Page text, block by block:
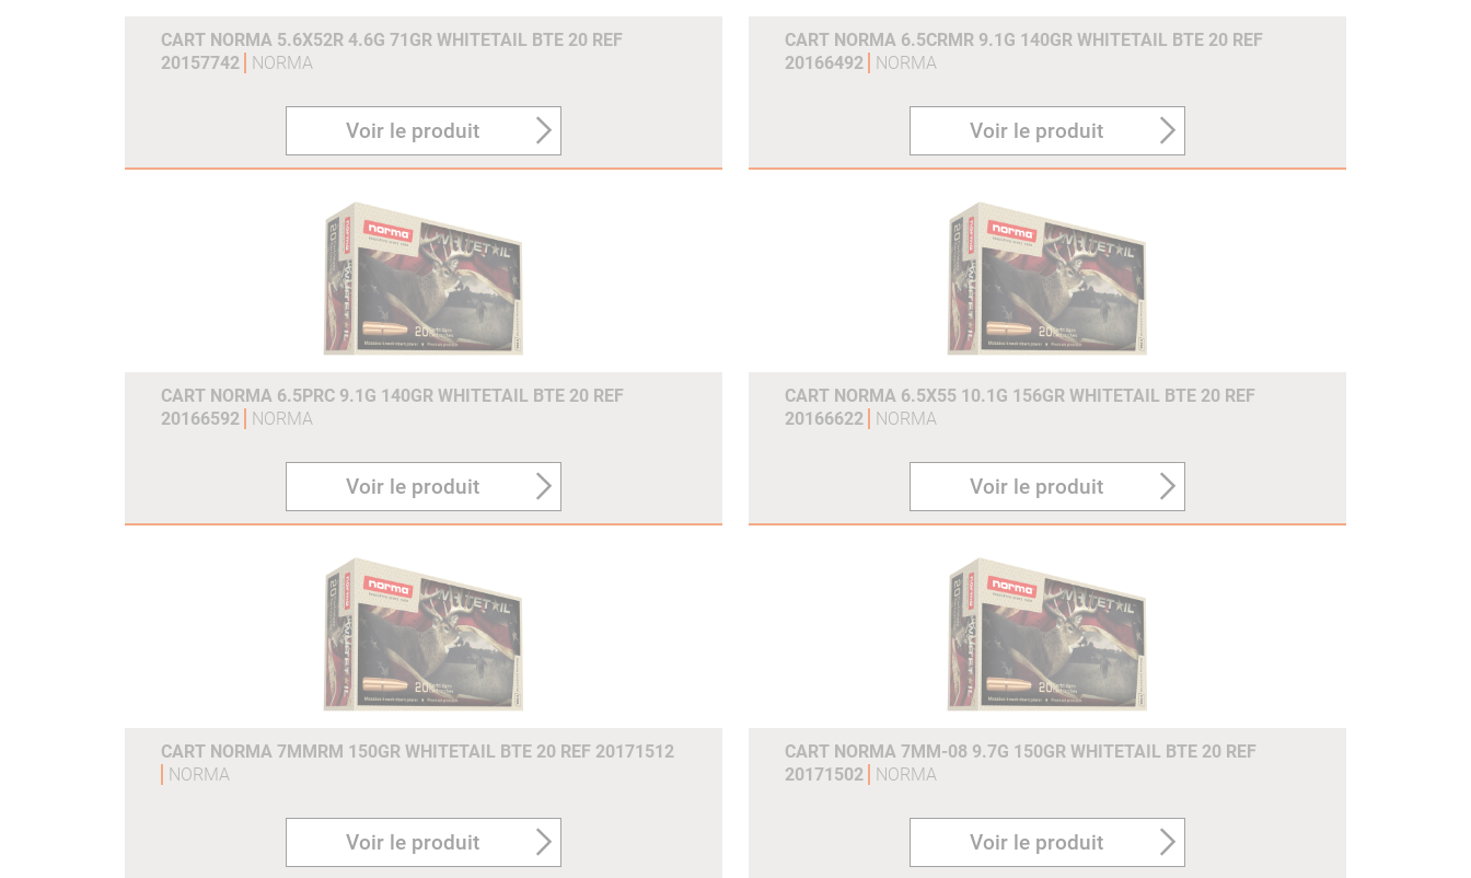
CART NORMA 5.6X52R 4.6G 71GR WHITETAIL BTE 20 REF
20157742
NORMA
Voir le produit
CART NORMA 6.5CRMR 9.1G 140GR WHITETAIL BTE 20 REF
20166492
NORMA
Voir le produit
CART NORMA 6.5PRC 9.1G 140GR WHITETAIL BTE 20 REF
20166592
NORMA
Voir le produit
CART NORMA 6.5X55 10.1G 156GR WHITETAIL BTE 20 REF
20166622
NORMA
Voir le produit
CART NORMA 7MMRM 150GR WHITETAIL BTE 20 REF 20171512
NORMA
Voir le produit
CART NORMA 7MM-08 9.7G 150GR WHITETAIL BTE 20 REF
20171502
NORMA
Voir le produit